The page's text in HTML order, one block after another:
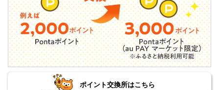
ポイント交換所はこちら